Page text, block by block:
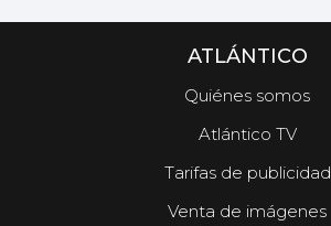
ATLÁNTICO
Quiénes somos
Atlántico TV
Tarifas de publicidad
Venta de imágenes